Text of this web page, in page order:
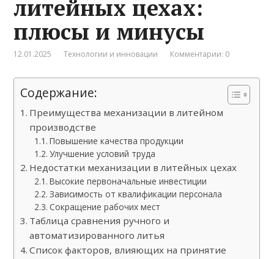
литейных цехах:
плюсы и минусы
12.01.2025 Технологии и инновации Комментарии: 0
Содержание:
Преимущества механизации в литейном
производстве
Повышение качества продукции
Улучшение условий труда
Недостатки механизации в литейных цехах
Высокие первоначальные инвестиции
Зависимость от квалификации персонала
Сокращение рабочих мест
Таблица сравнения ручного и
автоматизированного литья
Список факторов, влияющих на принятие